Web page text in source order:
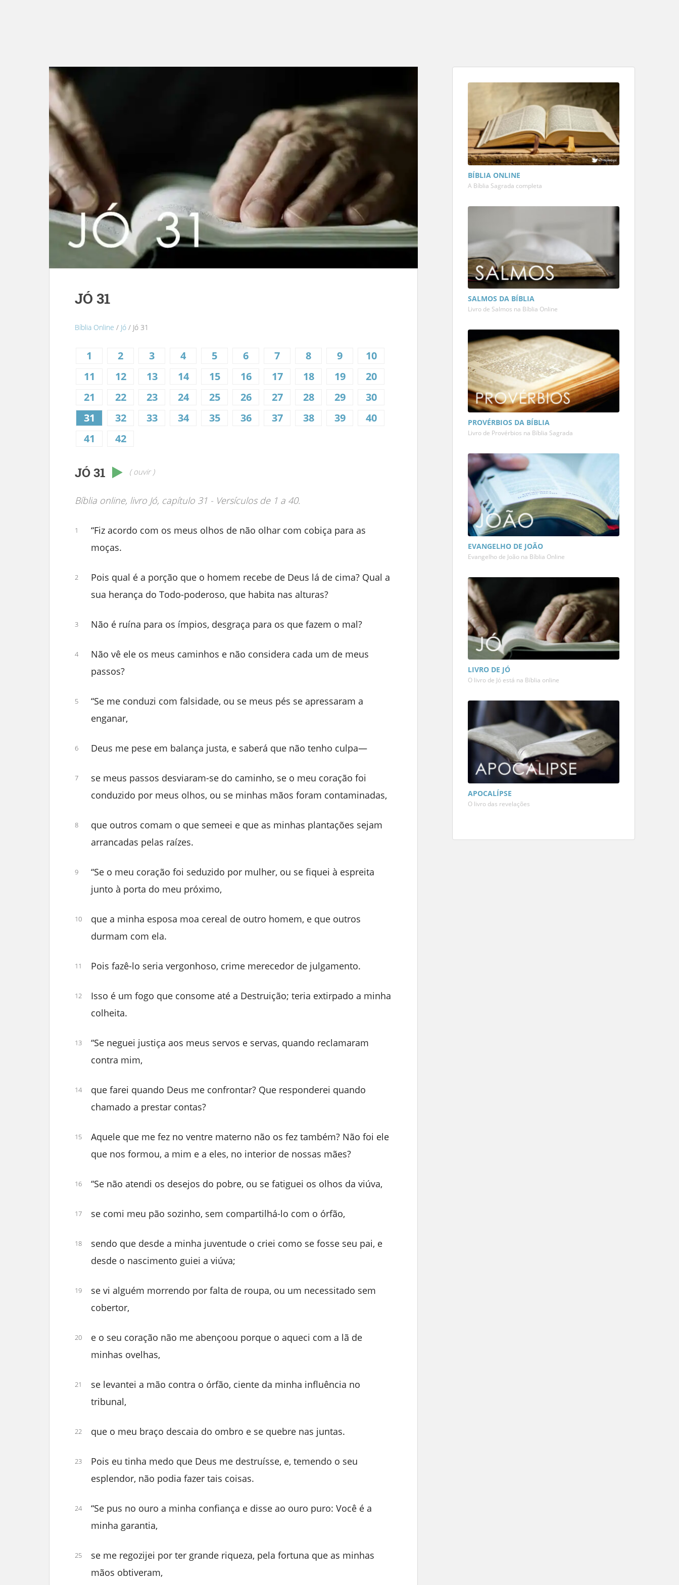
JÓ 31
Bíblia Online / Jó / Jó 31
1 2 3 4 5 6 7 8 9
10
11
12 13 14 15 16 17 18 19
20
21
22 23 24 25 26 27 28 29
30
31
32 33 34 35 36 37 38 39
40
41
42
JÓ 31 ( ouvir )
Bíblia online, livro Jó, capítulo 31 - Versículos de 1 a 40.
1
“Fiz acordo com os meus olhos de não olhar com cobiça para as
moças.
2
Pois qual é a porção que o homem recebe de Deus lá de cima? Qual a
sua herança do Todo-poderoso, que habita nas alturas?
3 Não é ruína para os ímpios, desgraça para os que fazem o mal?
4
Não vê ele os meus caminhos e não considera cada um de meus
passos?
5
“Se me conduzi com falsidade, ou se meus pés se apressaram a
enganar,
6 Deus me pese em balança justa, e saberá que não tenho culpa—
7
se meus passos desviaram-se do caminho, se o meu coração foi
conduzido por meus olhos, ou se minhas mãos foram contaminadas,
8
que outros comam o que semeei e que as minhas plantações sejam
arrancadas pelas raízes.
9
“Se o meu coração foi seduzido por mulher, ou se fiquei à espreita
junto à porta do meu próximo,
10
que a minha esposa moa cereal de outro homem, e que outros
durmam com ela.
11 Pois fazê-lo seria vergonhoso, crime merecedor de julgamento.
12
Isso é um fogo que consome até a Destruição; teria extirpado a minha
colheita.
13
“Se neguei justiça aos meus servos e servas, quando reclamaram
contra mim,
14
que farei quando Deus me confrontar? Que responderei quando
chamado a prestar contas?
15
Aquele que me fez no ventre materno não os fez também? Não foi ele
que nos formou, a mim e a eles, no interior de nossas mães?
16 “Se não atendi os desejos do pobre, ou se fatiguei os olhos da viúva,
17 se comi meu pão sozinho, sem compartilhá-lo com o órfão,
18
sendo que desde a minha juventude o criei como se fosse seu pai, e
desde o nascimento guiei a viúva;
19
se vi alguém morrendo por falta de roupa, ou um necessitado sem
cobertor,
20
e o seu coração não me abençoou porque o aqueci com a lã de
minhas ovelhas,
21
se levantei a mão contra o órfão, ciente da minha influência no
tribunal,
22 que o meu braço descaia do ombro e se quebre nas juntas.
23
Pois eu tinha medo que Deus me destruísse, e, temendo o seu
esplendor, não podia fazer tais coisas.
24
“Se pus no ouro a minha confiança e disse ao ouro puro: Você é a
minha garantia,
25
se me regozijei por ter grande riqueza, pela fortuna que as minhas
mãos obtiveram,
BÍBLIA ONLINE
A Bíblia Sagrada completa
SALMOS DA BÍBLIA
Livro de Salmos na Bíblia Online
PROVÉRBIOS DA BÍBLIA
Livro de Provérbios na Bíblia Sagrada
EVANGELHO DE JOÃO
Evangelho de João na Bíblia Online
LIVRO DE JÓ
O livro de Jó está na Bíblia online
APOCALÍPSE
O livro das revelações